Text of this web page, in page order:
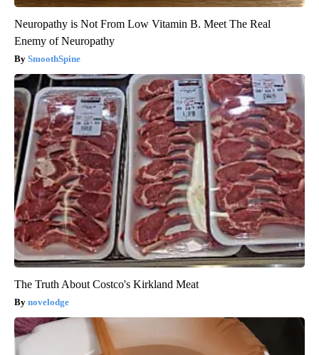
Neuropathy is Not From Low Vitamin B. Meet The Real
Enemy of Neuropathy
SmoothSpine
The Truth About Costco's Kirkland Meat
novelodge